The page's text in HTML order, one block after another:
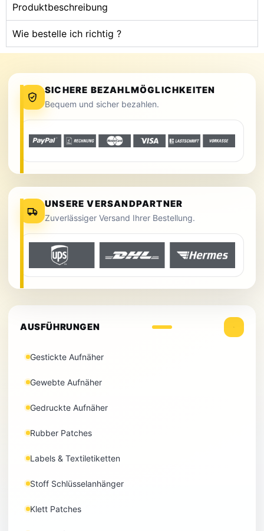
Produktbeschreibung
Wie bestelle ich richtig ?
SICHERE BEZAHLMÖGLICHKEITEN
Bequem und sicher bezahlen.
UNSERE VERSANDPARTNER
Zuverlässiger Versand Ihrer Bestellung.
AUSFÜHRUNGEN
Gestickte Aufnäher
Gewebte Aufnäher
Gedruckte Aufnäher
Rubber Patches
Labels & Textiletiketten
Stoff Schlüsselanhänger
Klett Patches